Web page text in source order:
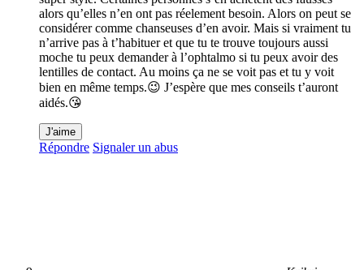
alors qu’elles n’en ont pas réelement besoin. Alors on peut se
considérer comme chanseuses d’en avoir. Mais si vraiment tu
n’arrive pas à t’habituer et que tu te trouve toujours aussi
moche tu peux demander à l’ophtalmo si tu peux avoir des
lentilles de contact. Au moins ça ne se voit pas et tu y voit
bien en même temps.😉 J’espère que mes conseils t’auront
aidés.😘
J'aime
Répondre Signaler un abus